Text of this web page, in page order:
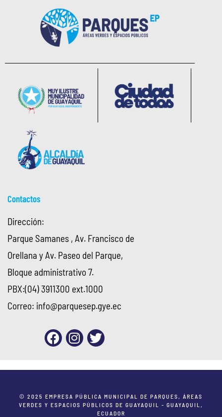
Contactos
Dirección:
Parque Samanes , Av. Francisco de
Orellana y Av. Paseo del Parque,
Bloque administrativo 7.
PBX:(04) 3911300 ext.1000
Correo: info@parquesep.gye.ec
© 2025 EMPRESA PÚBLICA MUNICIPAL DE PARQUES, ÁREAS
VERDES Y ESPACIOS PÚBLICOS DE GUAYAQUIL - GUAYAQUIL,
ECUADOR